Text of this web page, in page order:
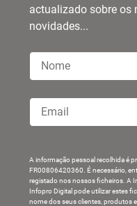
actualizado sobre os
novidades...
A informação pessoal recolhida é
FR00806420360. É necessário,
registado nos nossos ficheiros. A
Infopro Digital pode utilizar estes
nome dos seus clientes, produtos